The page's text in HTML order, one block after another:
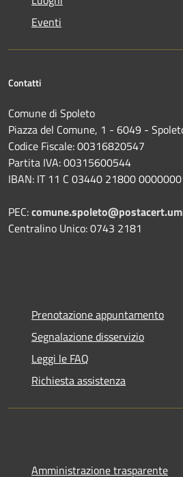
Eventi
Contatti
Comune di Spoleto
Piazza del Comune, 1 - 6049 -
Codice Fiscale: 00316820547
Partita IVA: 00315600544
IBAN: IT 11 C 03440 21800
PEC:
Centralino Unico: 0743 2181
Prenotazione appuntamento
Segnalazione disservizio
Leggi le FAQ
Richiesta assistenza
Amministrazione trasparente